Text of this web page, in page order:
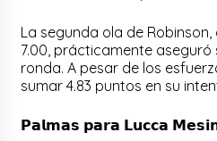
La segunda ola de
7.00, prácticamente aseguró
ronda. A pesar de los
sumar 4.83 puntos en su
𝗣𝗮𝗹𝗺𝗮𝘀 𝗽𝗮𝗿𝗮 𝗟𝘂𝗰𝗰𝗮